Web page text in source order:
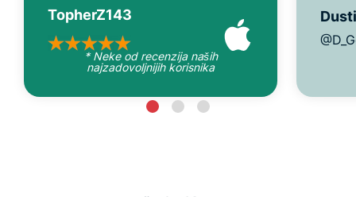
TopherZ143
* Neke od recenzija naših
najzadovoljnijih korisnika